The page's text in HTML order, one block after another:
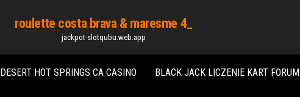
roulette costa brava & maresme 4_
jackpot-slotqubu.web.app
DESERT HOT SPRINGS CA CASINO BLACK JACK LICZENIE KART FORUM